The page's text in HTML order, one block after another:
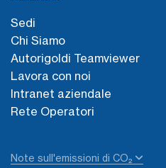
Sedi
Chi Siamo
Autorigoldi Teamviewer
Lavora con noi
Intranet aziendale
Rete Operatori
Note sull'emissioni di CO₂